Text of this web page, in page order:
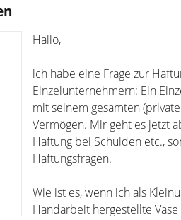
Hallo,
ich habe eine Frage zur
Einzelunternehmern: Ein
mit seinem gesamten
Vermögen. Mir geht es jetzt
Haftung bei Schulden etc.,
Haftungsfragen.
Wie ist es, wenn ich als
Handarbeit hergestellte